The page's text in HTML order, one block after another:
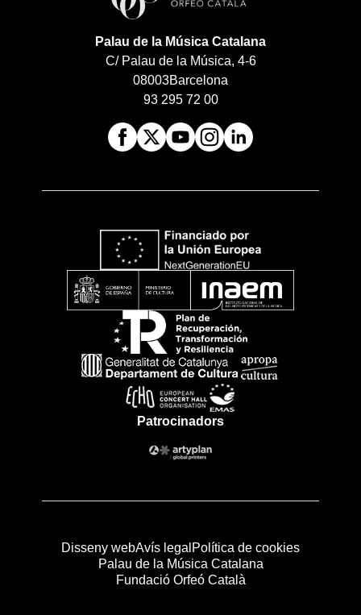
Palau de la Música Catalana
C/ Palau de la Música, 4-6
08003Barcelona
93 295 72 00
Patrocinadors
Disseny webAvís legal Política de cookies
Palau de la Música Catalana
Fundació Orfeó Català